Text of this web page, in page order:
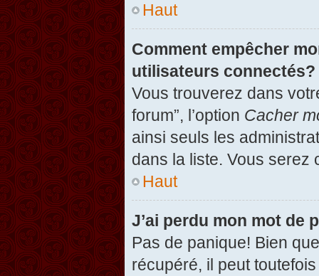
Haut
Comment empêcher
utilisateurs connectés?
Vous trouverez dans
forum”, l’option Cacher
ainsi seuls les
dans la liste. Vous serez
Haut
J’ai perdu mon mot de
Pas de panique! Bien
récupéré, il peut